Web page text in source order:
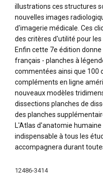
illustrations ces structures
nouvelles images
d'imagerie médicale. Ces
des critères d'utilité pour
Enfin cette 7e édition
français - planches à
commentées ainsi que 100
compléments en ligne
nouveaux modèles
dissections planches de
des planches
L'Atlas d'anatomie
indispensable à tous les
accompagnera durant
More
12486-3414